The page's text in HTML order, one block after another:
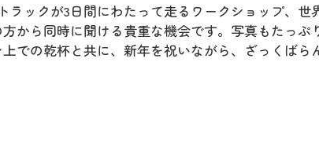
ラックが3日間にわたって走るワークショップ、世
から同時に聞ける貴重な機会です。写真もたっぷ
での乾杯と共に、新年を祝いながら、ざっくばら